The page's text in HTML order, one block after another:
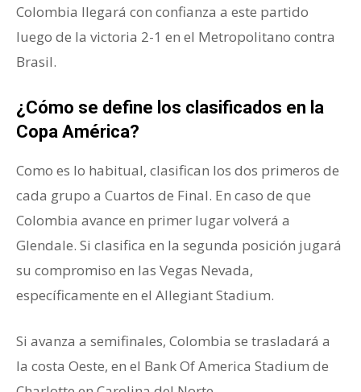
Colombia llegará con confianza a este partido
luego de la victoria 2-1 en el Metropolitano contra
Brasil.
¿Cómo se define los clasificados en la
Copa América?
Como es lo habitual, clasifican los dos primeros de
cada grupo a Cuartos de Final. En caso de que
Colombia avance en primer lugar volverá a
Glendale. Si clasifica en la segunda posición jugará
su compromiso en las Vegas Nevada,
específicamente en el Allegiant Stadium.
Si avanza a semifinales, Colombia se trasladará a
la costa Oeste, en el Bank Of America Stadium de